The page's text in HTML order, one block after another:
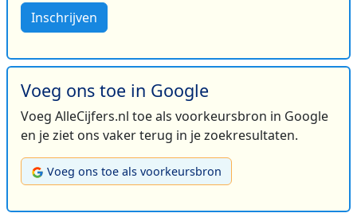
Inschrijven
Voeg ons toe in Google
Voeg AlleCijfers.nl toe als voorkeursbron in Google
en je ziet ons vaker terug in je zoekresultaten.
Voeg ons toe als voorkeursbron